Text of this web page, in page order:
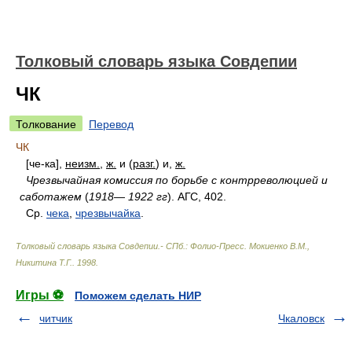
Толковый словарь языка Совдепии
ЧК
Толкование
Перевод
ЧК
[че-ка], неизм. ж. и (разг.) и, ж.
Чрезвычайная комиссия по борьбе с контрреволюцией и
саботажем (1918— 1922 гг). АГС, 402.
Ср. чека чрезвычайка
Толковый словарь языка Совдепии.- СПб.: Фолио-Пресс Мокиенко В.М.,
Никитина Т.Г.
1998
Игры ⚽
Поможем сделать НИР
читчик
Чкаловск